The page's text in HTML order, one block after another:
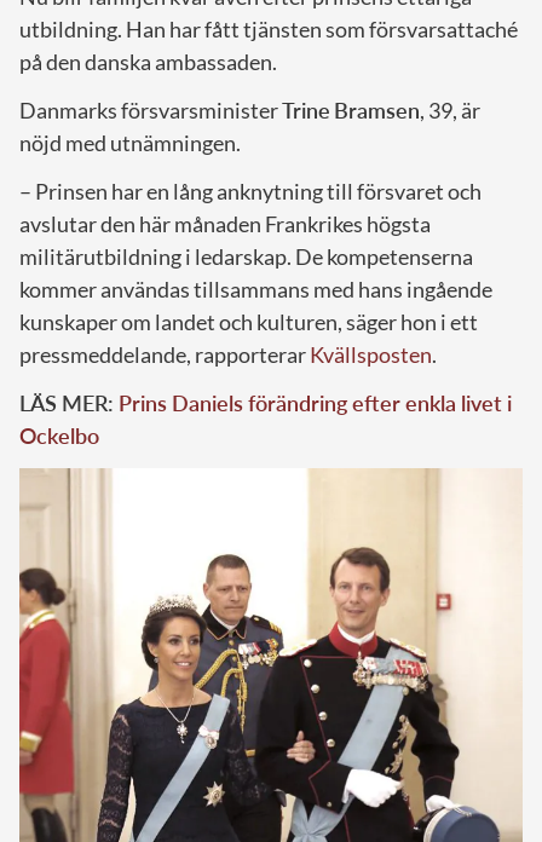
utbildning. Han har fått tjänsten som försvarsattaché
på den danska ambassaden.
Danmarks försvarsministerTrine Bramsen, 39, är
nöjd med utnämningen.
– Prinsen har en lång anknytning till försvaret och
avslutar den här månaden Frankrikes högsta
militärutbildning i ledarskap. De kompetenserna
kommer användas tillsammans med hans ingående
kunskaper om landet och kulturen, säger hon i ett
pressmeddelande, rapporterarKvällsposten.
LÄS MER: Prins Daniels förändring efter enkla livet i
Ockelbo